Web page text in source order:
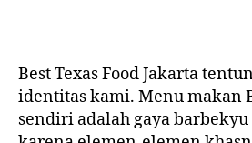
Best Texas Food Jakarta
identitas kami. Menu makan
sendiri adalah gaya